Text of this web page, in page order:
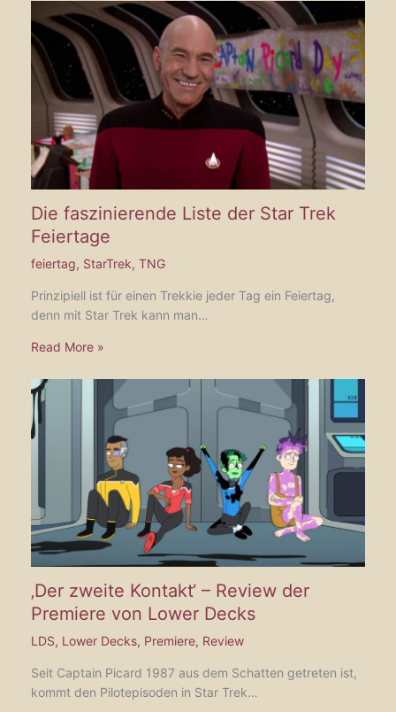
Die faszinierende Liste der Star Trek
Feiertage
feiertag, StarTrek, TNG
Prinzipiell ist für einen Trekkie jeder Tag ein Feiertag,
denn mit Star Trek kann man…
Read More »
‚Der zweite Kontakt‘ – Review der
Premiere von Lower Decks
LDS, Lower Decks, Premiere, Review
Seit Captain Picard 1987 aus dem Schatten getreten ist,
kommt den Pilotepisoden in Star Trek…